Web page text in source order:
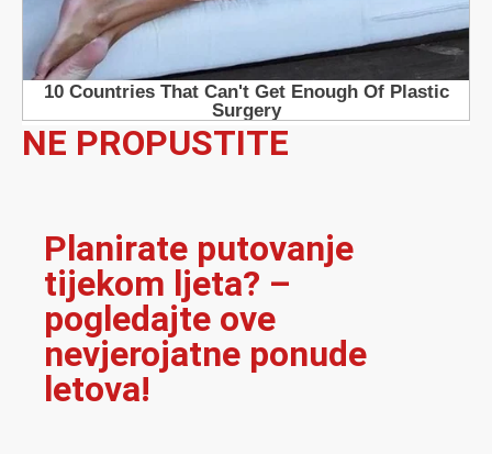
NE PROPUSTITE
Planirate putovanje
tijekom ljeta? –
pogledajte ove
nevjerojatne ponude
letova!